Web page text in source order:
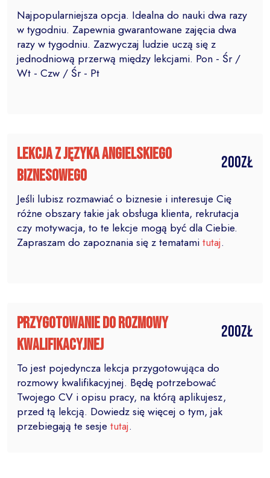
Najpopularniejsza opcja. Idealna do nauki dwa razy
w tygodniu. Zapewnia gwarantowane zajęcia dwa
razy w tygodniu. Zazwyczaj ludzie uczą się z
jednodniową przerwą między lekcjami. Pon - Śr /
Wt - Czw / Śr - Pt
lekcja z języka angielskiego
biznesowego
200zł
Jeśli lubisz rozmawiać o biznesie i interesuje Cię
różne obszary takie jak obsługa klienta, rekrutacja
czy motywacja, to te lekcje mogą być dla Ciebie.
Zapraszam do zapoznania się z tematamitutaj.
Przygotowanie do rozmowy
kwalifikacyjnej
200zł
To jest pojedyncza lekcja przygotowująca do
rozmowy kwalifikacyjnej. Będę potrzebować
Twojego CV i opisu pracy, na którą aplikujesz,
przed tą lekcją. Dowiedz się więcej o tym, jak
przebiegają te sesje tutaj.